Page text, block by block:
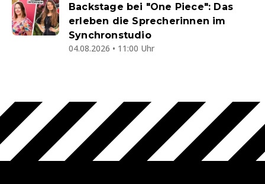
Backstage bei "One Piece": Das
erleben die Sprecherinnen im
Synchronstudio
04.08.2026 • 11:00 Uhr